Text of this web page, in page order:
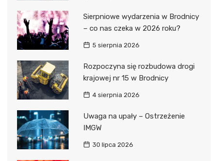
Sierpniowe wydarzenia w Brodnicy
– co nas czeka w 2026 roku?
5 sierpnia 2026
Rozpoczyna się rozbudowa drogi
krajowej nr 15 w Brodnicy
4 sierpnia 2026
Uwaga na upały – Ostrzeżenie
IMGW
30 lipca 2026